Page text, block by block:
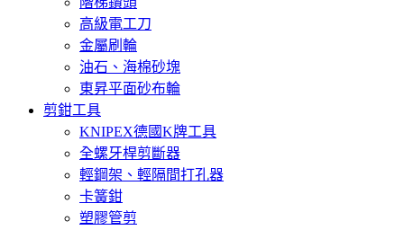
高級電工刀
金屬刷輪
油石、海棉砂塊
東昇平面砂布輪
剪鉗工具
KNIPEX德國K牌工具
全螺牙桿剪斷器
輕鋼架、輕隔間打孔器
卡簧鉗
塑膠管剪